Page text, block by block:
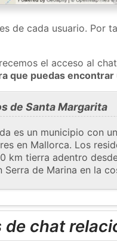
de cada usuario. Por
el acceso al
que puedas
de Santa Margarita
es un municipio con
en Mallorca. Los
km tierra adentro
Serra de Marina en la
chat